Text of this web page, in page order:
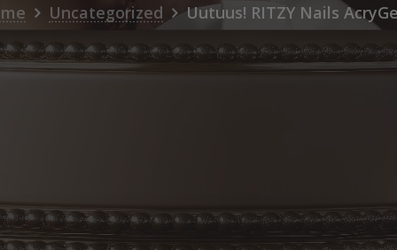
Uncategorized Uutuus! RITZY Nails